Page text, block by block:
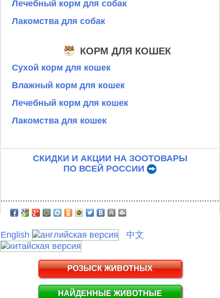
Лечебный корм для собак
Лакомства для собак
КОРМ ДЛЯ КОШЕК
Сухой корм для кошек
Влажный корм для кошек
Лечебный корм для кошек
Лакомства для кошек
СКИДКИ И АКЦИИ НА ЗООТОВАРЫ
ПО ВСЕЙ РОССИИ
English 中文
РОЗЫСК ЖИВОТНЫХ
НАЙДЕННЫЕ ЖИВОТНЫЕ